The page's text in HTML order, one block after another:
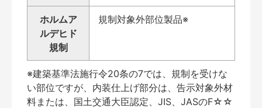
ホルムア
ルデヒド
規制
規制対象外部位製品※
※建築基準法施行令20条の7では、規制を受けな
い部位ですが、内装仕上げ部分は、告示対象外材
料または、国土交通大臣認定、JIS、JASのF☆☆